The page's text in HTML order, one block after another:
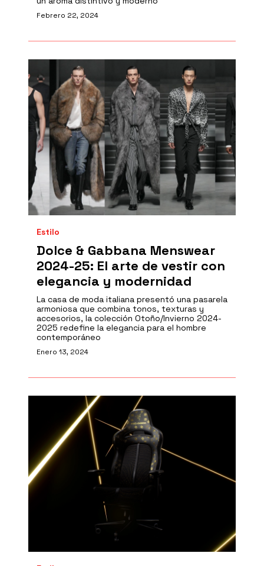
Febrero 22, 2024
Estilo
Dolce & Gabbana Menswear
2024-25: El arte de vestir con
elegancia y modernidad
La casa de moda italiana presentó una pasarela
armoniosa que combina tonos, texturas y
accesorios, la colección Otoño/Invierno 2024-
2025 redefine la elegancia para el hombre
contemporáneo
Enero 13, 2024